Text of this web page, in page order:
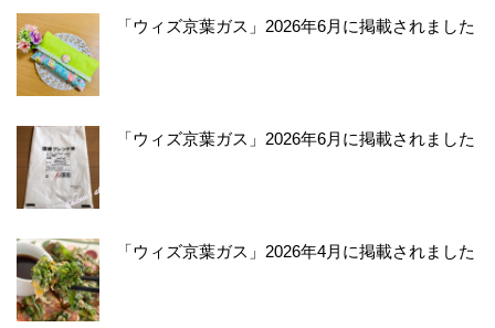
「ウィズ京葉ガス」2026年6月に掲載されました
「ウィズ京葉ガス」2026年6月に掲載されました
「ウィズ京葉ガス」2026年4月に掲載されました